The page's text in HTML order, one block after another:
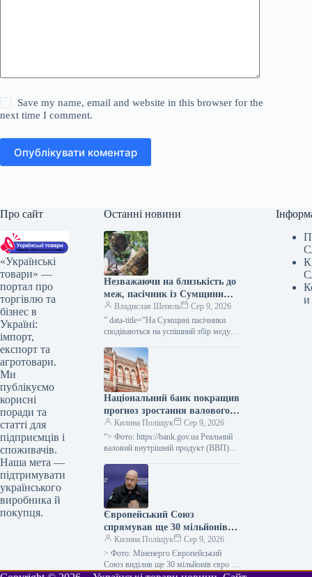
Save my name, email and website in this browser for the
next time I comment.
Опублікувати коментар
Про сайт
«Українські
товари» —
портал про
торгівлю та
бізнес в
Україні:
імпорт,
експорт та
агротовари.
Ми
публікуємо
корисні
поради та
статті для
підприємців і
споживачів.
Наша мета —
підтримувати
українського
виробника й
покупця.
Останні новини
Незважаючи на близькість до
меж, пасічник із Сумщини
вважає область придатною
для бджільництва —
КУРКУЛЬ
Владислав Шепель
Сер 9, 2026
” data-title=”На Сумщині пасічники
сподіваються на успішний збір меду”
url=”https://kurkul.com/news/41861-na-
sumschini-pasichniki-rozrahovuyut-na-
vdaliy-medozbir”> На Сумщині
пасічники сподіваються на успішний
збір меду 9 серпня…
Національний банк покращив
прогноз зростання валового
внутрішнього продукту
України на третій квартал
2026 року до 2,1%, а на
– до 4,2%.
Килина Поліщук
Сер 9, 2026
“> Фото: https://bank.gov.ua Реальний
валовий внутрішній продукт (ВВП)
збільшиться на 2,1%, у четвертому –
на 4,2%…
Європейський Союз
спрямував ще 30 мільйонів
євро до Фонду допомоги
українській енергетиці.
Килина Поліщук
Сер 9, 2026
> Фото: Міненерго Європейський
Союз виділив ще 30 мільйонів євро до
и